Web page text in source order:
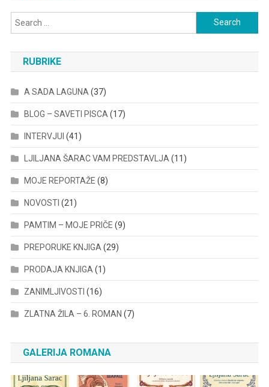
Search
for:
RUBRIKE
A SADA LAGUNA (37)
BLOG – SAVETI PISCA (17)
INTERVJUI (41)
LJILJANA ŠARAC VAM PREDSTAVLJA (11)
MOJE REPORTAŽE (8)
NOVOSTI (21)
PAMTIM – MOJE PRIČE (9)
PREPORUKE KNJIGA (29)
PRODAJA KNJIGA (1)
ZANIMLJIVOSTI (16)
ZLATNA ŽILA – 6. ROMAN (7)
GALERIJA ROMANA